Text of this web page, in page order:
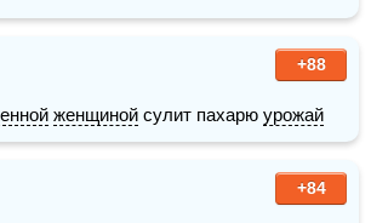
+88
женщиной сулит пахарю урожай
+84